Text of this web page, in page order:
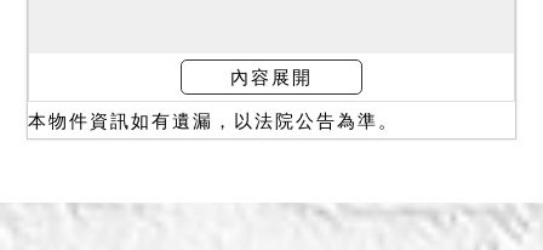
內容展開
本物件資訊如有遺漏，以法院公告為準。